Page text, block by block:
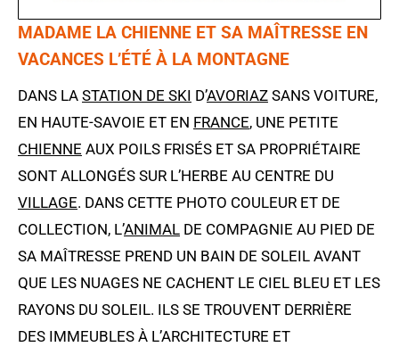
MADAME LA CHIENNE ET SA MAÎTRESSE EN
VACANCES L’ÉTÉ À LA MONTAGNE
DANS LA STATION DE SKI D’AVORIAZ SANS VOITURE,
EN HAUTE-SAVOIE ET EN FRANCE, UNE PETITE
CHIENNE AUX POILS FRISÉS ET SA PROPRIÉTAIRE
SONT ALLONGÉS SUR L’HERBE AU CENTRE DU
VILLAGE. DANS CETTE PHOTO COULEUR ET DE
COLLECTION, L’ANIMAL DE COMPAGNIE AU PIED DE
SA MAÎTRESSE PREND UN BAIN DE SOLEIL AVANT
QUE LES NUAGES NE CACHENT LE CIEL BLEU ET LES
RAYONS DU SOLEIL. ILS SE TROUVENT DERRIÈRE
DES IMMEUBLES À L’ARCHITECTURE ET